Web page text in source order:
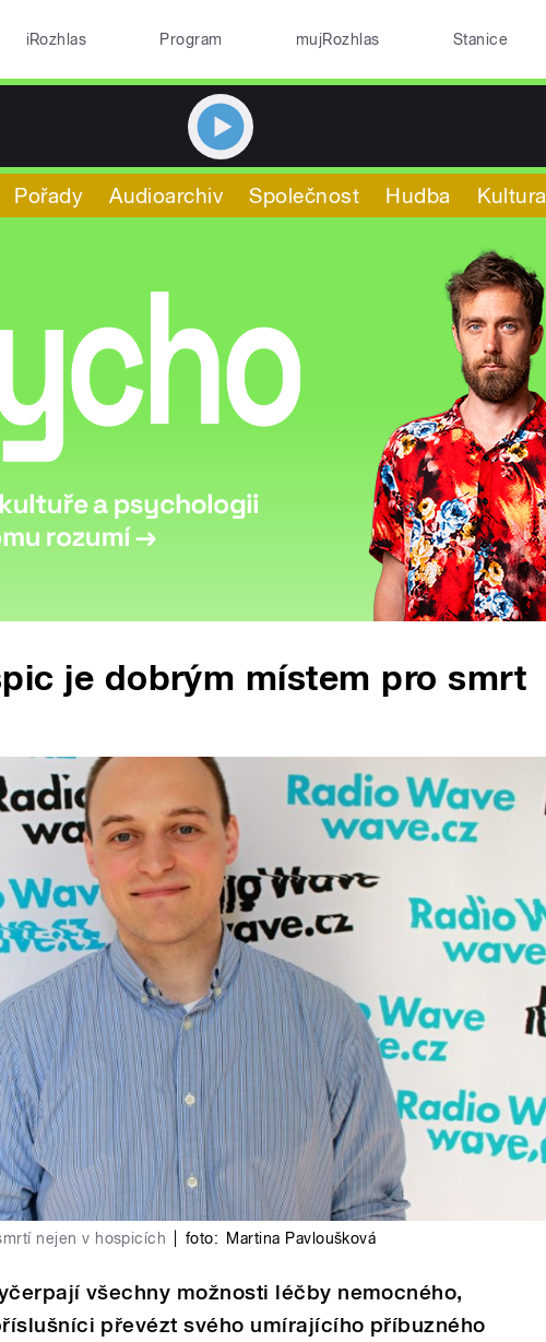
iRozhlas Program mujRozhlas Stanice
Pořady Audioarchiv Společnost Hudba Kultura
je dobrým místem pro smrt
nejen v hospicích foto: Martina Pavloušková
všechny možnosti léčby nemocného,
převézt svého umírajícího příbuzného